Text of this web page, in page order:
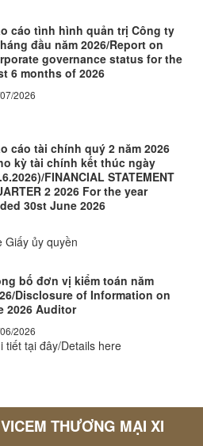
cáo tình hình quản trị Công ty
đầu năm 2026/Report on
governance status for the
6 months of 2026
2026
cáo tài chính quý 2 năm 2026
kỳ tài chính kết thúc ngày
FINANCIAL STATEMENT
2 2026 For the year
30st June 2026
Giấy ủy quyền
bố đơn vị kiểm toán năm
Disclosure of Information on
2026 Auditor
2026
tiết tại đây/Details here
THƯƠNG MẠI XI